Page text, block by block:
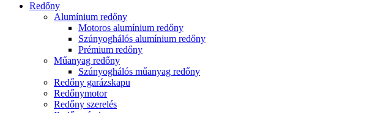
Redőny
Alumínium redőny
Motoros alumínium redőny
Szúnyoghálós alumínium redőny
Prémium redőny
Műanyag redőny
Szúnyoghálós műanyag redőny
Redőny garázskapu
Redőnymotor
Redőny szerelés